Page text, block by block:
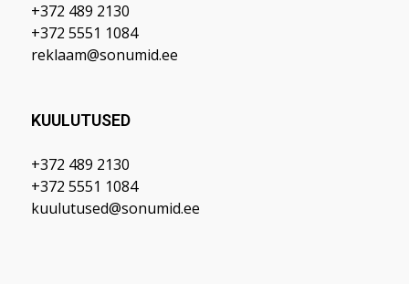
+372 489 2130
+372 5551 1084
reklaam@sonumid.ee
KUULUTUSED
+372 489 2130
+372 5551 1084
kuulutused@sonumid.ee